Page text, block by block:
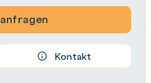
Kontakt